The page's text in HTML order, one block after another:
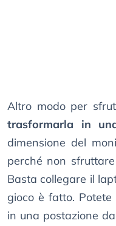
Altro modo per
trasformarla in
dimensione del
perché non
Basta collegare il
gioco è fatto.
in una postazione